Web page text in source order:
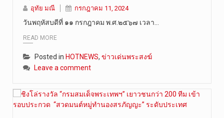
อุทัย มณี กรกฎาคม 11, 2024
วันพฤหัสบดีที่ ๑๑ กรกฎาคม พ.ศ.๒๕๖๗ เวลา…
READ MORE
Posted in HOTNEWS, ข่าวเด่นพระสงฆ์
Leave a comment